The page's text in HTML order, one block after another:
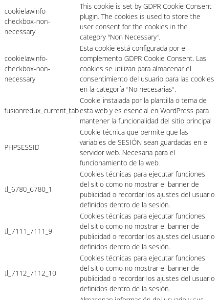
cookielawinfo-
checkbox-non-
necessary
This cookie is set by GDPR Cookie Consent
plugin. The cookies is used to store the
user consent for the cookies in the
category "Non Necessary".
cookielawinfo-
checkbox-non-
necessary
Esta cookie está configurada por el
complemento GDPR Cookie Consent. Las
cookies se utilizan para almacenar el
consentimiento del usuario para las cookies
en la categoría "No necesarias".
fusionredux_current_tab
Cookie instalada por la plantilla o tema de
esta web y es esencial en WordPress para
mantener la funcionalidad del sitio principal
PHPSESSID
Cookie técnica que permite que las
variables de SESIÓN sean guardadas en el
servidor web. Necesaria para el
funcionamiento de la web.
tl_6780_6780_1
Cookies técnicas para ejecutar funciones
del sitio como no mostrar el banner de
publicidad o recordar los ajustes del usuario
definidos dentro de la sesión.
tl_7111_7111_9
Cookies técnicas para ejecutar funciones
del sitio como no mostrar el banner de
publicidad o recordar los ajustes del usuario
definidos dentro de la sesión.
tl_7112_7112_10
Cookies técnicas para ejecutar funciones
del sitio como no mostrar el banner de
publicidad o recordar los ajustes del usuario
definidos dentro de la sesión.